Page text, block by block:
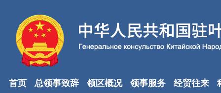
首页 总领事致辞 领区概况 领事服务 经贸往来